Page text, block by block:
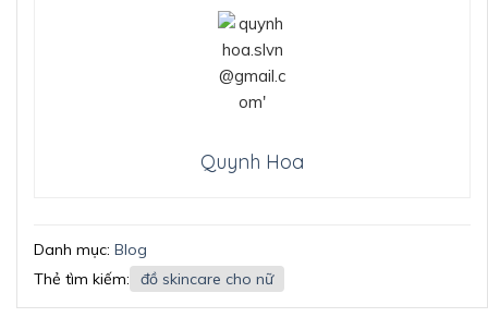
Quynh Hoa
Danh mục: Blog
Thẻ tìm kiếm:
đồ skincare cho nữ